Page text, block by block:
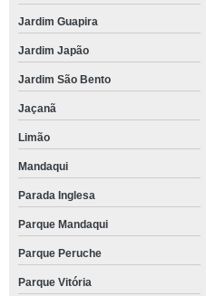
Jardim Guapira
Jardim Japão
Jardim São Bento
Jaçanã
Limão
Mandaqui
Parada Inglesa
Parque Mandaqui
Parque Peruche
Parque Vitória